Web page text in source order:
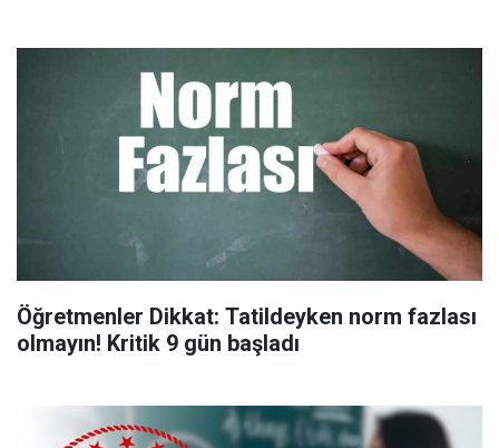
Öğretmenler Dikkat: Tatildeyken norm fazlası
olmayın! Kritik 9 gün başladı